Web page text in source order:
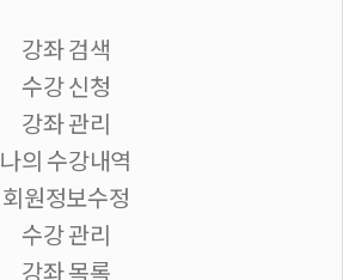
강좌 검색
수강 신청
강좌 관리
나의 수강내역
회원정보수정
수강 관리
강좌 목록